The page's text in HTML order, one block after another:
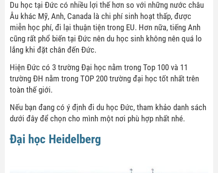
Du học tại Đức có nhiều lợi thế hơn so với những nước châu
Âu khác Mỹ, Anh, Canada là chi phí sinh hoạt thấp, được
miễn học phí, đi lại thuận tiện trong EU. Hơn nữa, tiếng Anh
cũng rất phổ biến tại Đức nên du học sinh không nên quá lo
lắng khi đặt chân đến Đức.
Hiện Đức có 3 trường Đại học nằm trong Top 100 và 11
trường ĐH nằm trong TOP 200 trường đại học tốt nhất trên
toàn thế giới.
Nếu bạn đang có ý định đi du học Đức, tham khảo danh sách
dưới đây để chọn cho mình một nơi phù hợp nhất nhé.
Đại học Heidelberg